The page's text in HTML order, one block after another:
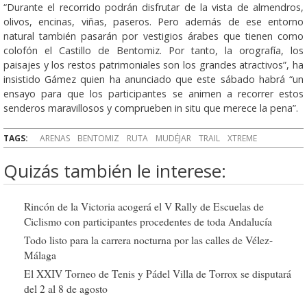
“Durante el recorrido podrán disfrutar de la vista de almendros,
olivos, encinas, viñas, paseros. Pero además de ese entorno
natural también pasarán por vestigios árabes que tienen como
colofón el Castillo de Bentomiz. Por tanto, la orografía, los
paisajes y los restos patrimoniales son los grandes atractivos”, ha
insistido Gámez quien ha anunciado que este sábado habrá “un
ensayo para que los participantes se animen a recorrer estos
senderos maravillosos y comprueben in situ que merece la pena”.
TAGS: ARENAS BENTOMIZ RUTA MUDÉJAR TRAIL XTREME
Quizás también le interese:
Rincón de la Victoria acogerá el V Rally de Escuelas de
Ciclismo con participantes procedentes de toda Andalucía
Todo listo para la carrera nocturna por las calles de Vélez-
Málaga
El XXIV Torneo de Tenis y Pádel Villa de Torrox se disputará
del 2 al 8 de agosto